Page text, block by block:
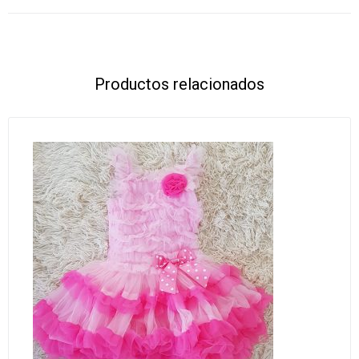
Productos relacionados